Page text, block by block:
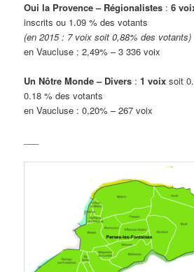
Oui la Provence – Régionalistes :6
inscrits ou 1.09 % des votants
(en 2015 : 7 voix soit 0,88% des votants)
en Vaucluse : 2,49% – 3 336 voix
Un Nôtre Monde – Divers :1 voix soit
0.18 % des votants
en Vaucluse : 0,20% – 267 voix